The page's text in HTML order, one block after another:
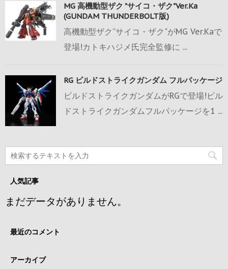
MG 高機動型ザク "サイコ・ザク"Ver.Ka
(GUNDAM THUNDERBOLT版)
高機動型ザク“サイコ・ザク"がMG Ver.Kaで
登場!カトキハジメ氏完全監修に ...
RG ビルドストライクガンダム フルパッケージ
ビルドストライクガンダムがRGで登場!ビル
ドストライクガンダムフルパッケージを1 ...
人気記事
まだデータがありません。
最近のコメント
アーカイブ